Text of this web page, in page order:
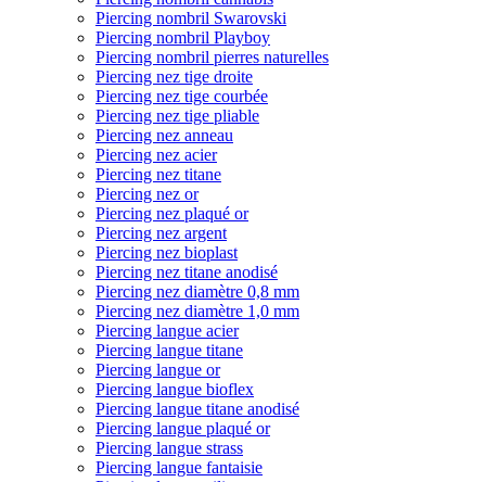
Piercing nombril Swarovski
Piercing nombril Playboy
Piercing nombril pierres naturelles
Piercing nez tige droite
Piercing nez tige courbée
Piercing nez tige pliable
Piercing nez anneau
Piercing nez acier
Piercing nez titane
Piercing nez or
Piercing nez plaqué or
Piercing nez argent
Piercing nez bioplast
Piercing nez titane anodisé
Piercing nez diamètre 0,8 mm
Piercing nez diamètre 1,0 mm
Piercing langue acier
Piercing langue titane
Piercing langue or
Piercing langue bioflex
Piercing langue titane anodisé
Piercing langue plaqué or
Piercing langue strass
Piercing langue fantaisie